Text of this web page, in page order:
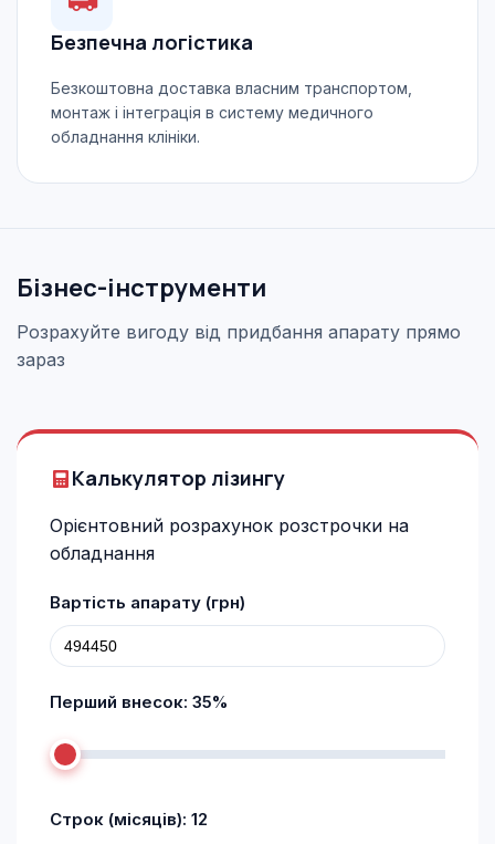
Безпечна логістика
Безкоштовна доставка власним транспортом,
монтаж і інтеграція в систему медичного
обладнання клініки.
Бізнес-інструменти
Розрахуйте вигоду від придбання апарату прямо
зараз
Калькулятор лізингу
Орієнтовний розрахунок розстрочки на
обладнання
Вартість апарату (грн)
Перший внесок: 35%
Строк (місяців): 12